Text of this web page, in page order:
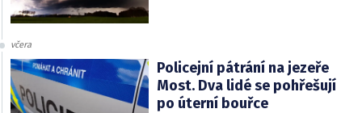
včera
Policejní pátrání na jezeře
Most. Dva lidé se pohřešují
po úterní bouřce